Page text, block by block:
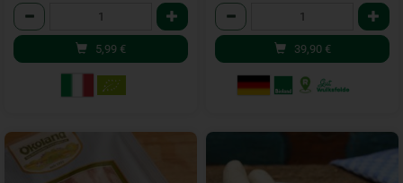
Anzahl
5,99 €
Anzahl
39,90 €